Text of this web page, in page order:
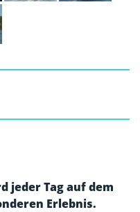
jeder Tag auf dem
Erlebnis.